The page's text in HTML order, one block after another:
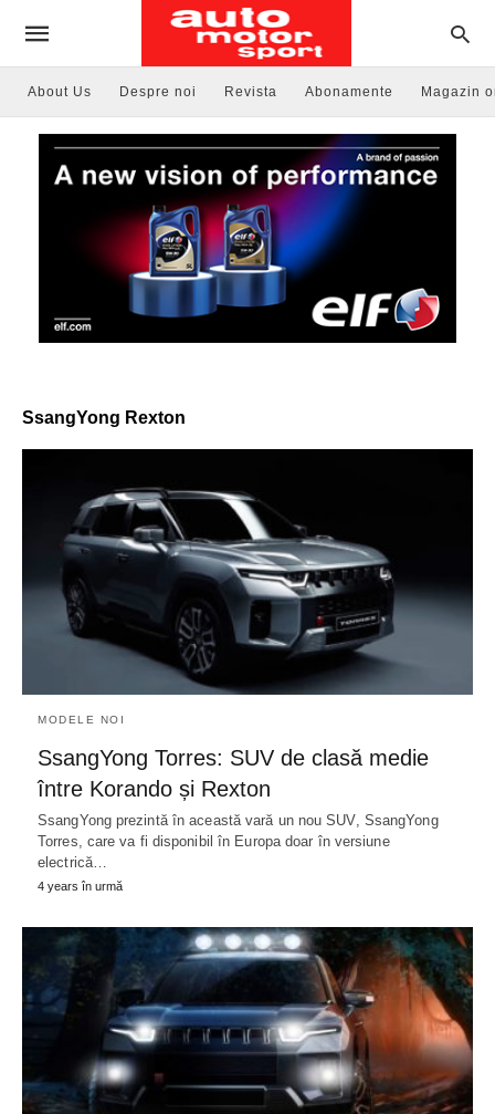
About Us Despre noi Revista Abonamente Magazin
SsangYong Rexton
MODELE NOI
SsangYong Torres: SUV de clasă medie
între Korando și Rexton
SsangYong prezintă în această vară un nou SUV, SsangYong
Torres, care va fi disponibil în Europa doar în versiune
electrică…
4 years în urmă